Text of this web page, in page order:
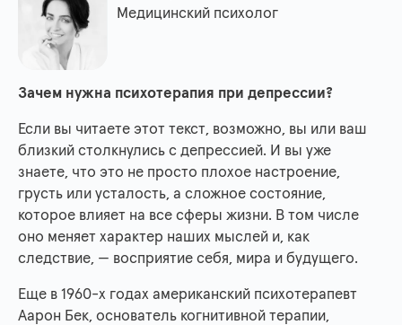
Медицинский психолог
Зачем нужна психотерапия при депрессии?
Если вы читаете этот текст, возможно, вы или ваш
близкий столкнулись с депрессией. И вы уже
знаете, что это не просто плохое настроение,
грусть или усталость, а сложное состояние,
которое влияет на все сферы жизни. В том числе
оно меняет характер наших мыслей и, как
следствие, — восприятие себя, мира и будущего.
Еще в 1960-х годах американский психотерапевт
Аарон Бек, основатель когнитивной терапии,